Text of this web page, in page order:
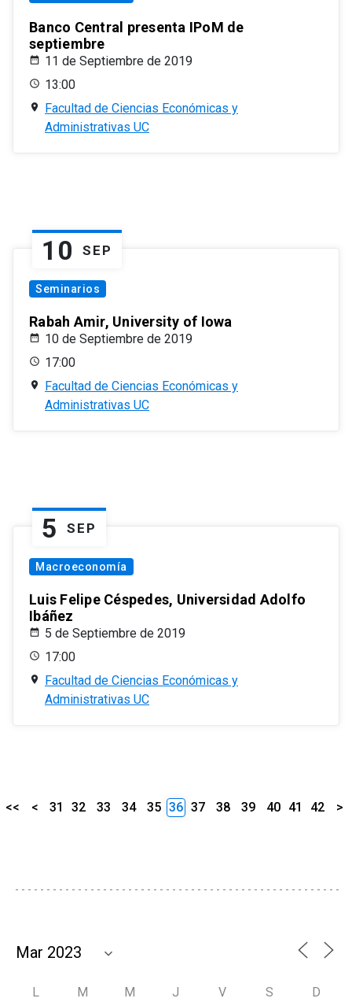
Banco Central presenta IPoM de
septiembre
11 de Septiembre de 2019
13:00
Facultad de Ciencias Económicas y
Administrativas UC
10 SEP
Seminarios
Rabah Amir, University of Iowa
10 de Septiembre de 2019
17:00
Facultad de Ciencias Económicas y
Administrativas UC
5 SEP
Macroeconomía
Luis Felipe Céspedes, Universidad Adolfo
Ibáñez
5 de Septiembre de 2019
17:00
Facultad de Ciencias Económicas y
Administrativas UC
<< < 31 32 33 34 35 36 37 38 39 40 41 42 >
L M M J V S D